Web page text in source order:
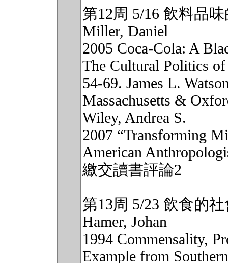
第12周 5/16 飲料品
Miller, Daniel
2005 Coca-Cola: A
The Cultural Politics
54-69. James L.
Massachusetts &
Wiley, Andrea S.
2007 “Transforming
American
繳交讀書評論2
第13周 5/23 飲食的
Hamer, Johan
1994 Commensality,
Example from